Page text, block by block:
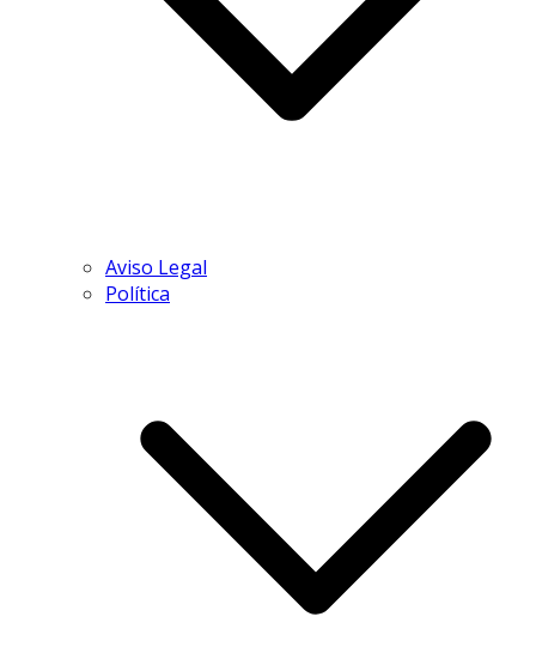
Aviso Legal
Política